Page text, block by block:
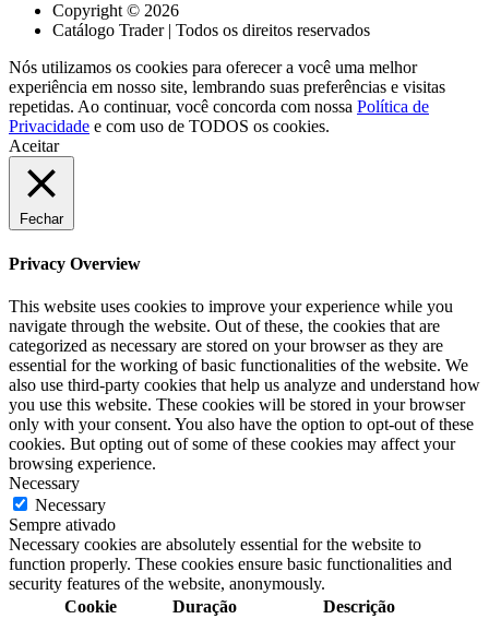
Copyright © 2026
Catálogo Trader | Todos os direitos reservados
Nós utilizamos os cookies para oferecer a você uma melhor
experiência em nosso site, lembrando suas preferências e visitas
repetidas. Ao continuar, você concorda com nossa Política de
Privacidade e com uso de TODOS os cookies.
Aceitar
Fechar
Privacy Overview
This website uses cookies to improve your experience while you
navigate through the website. Out of these, the cookies that are
categorized as necessary are stored on your browser as they are
essential for the working of basic functionalities of the website. We
also use third-party cookies that help us analyze and understand how
you use this website. These cookies will be stored in your browser
only with your consent. You also have the option to opt-out of these
cookies. But opting out of some of these cookies may affect your
browsing experience.
Necessary
Necessary
Sempre ativado
Necessary cookies are absolutely essential for the website to
function properly. These cookies ensure basic functionalities and
security features of the website, anonymously.
Cookie
Duração Descrição